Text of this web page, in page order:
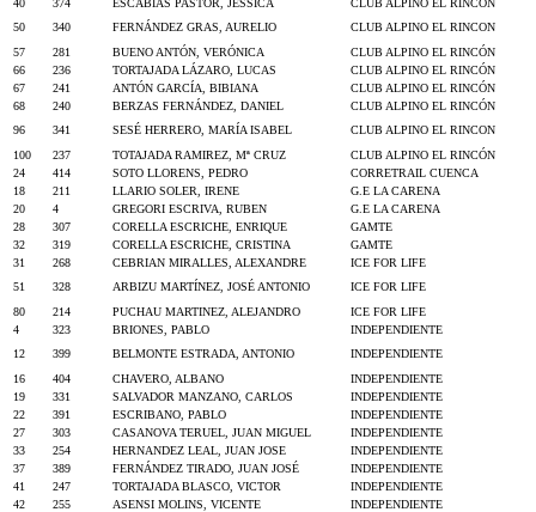
40 374 ESCABIAS PASTOR, JESSICA
CLUB ALPINO EL RINCÓN
50
340 FERNÁNDEZ GRAS, AURELIO
CLUB ALPINO EL RINCON
57
281 BUENO ANTÓN, VERÓNICA
CLUB ALPINO EL RINCÓN
66
236 TORTAJADA LÁZARO, LUCAS
CLUB ALPINO EL RINCÓN
67
241 ANTÓN GARCÍA, BIBIANA
CLUB ALPINO EL RINCÓN
68
240 BERZAS FERNÁNDEZ, DANIEL
CLUB ALPINO EL RINCÓN
96
341 SESÉ HERRERO, MARÍA ISABEL
CLUB ALPINO EL RINCON
100
237 TOTAJADA RAMIREZ, Mª CRUZ
CLUB ALPINO EL RINCÓN
24
414 SOTO LLORENS, PEDRO
CORRETRAIL CUENCA
18
211 LLARIO SOLER, IRENE
G.E LA CARENA
20
4 GREGORI ESCRIVA, RUBEN
G.E LA CARENA
28
307 CORELLA ESCRICHE, ENRIQUE
GAMTE
32
319 CORELLA ESCRICHE, CRISTINA
GAMTE
31
268 CEBRIAN MIRALLES, ALEXANDRE
ICE FOR LIFE
51
328 ARBIZU MARTÍNEZ, JOSÉ ANTONIO
ICE FOR LIFE
80
214 PUCHAU MARTINEZ, ALEJANDRO
ICE FOR LIFE
4
323 BRIONES, PABLO
INDEPENDIENTE
12
399 BELMONTE ESTRADA, ANTONIO
INDEPENDIENTE
16
404 CHAVERO, ALBANO
INDEPENDIENTE
19
331 SALVADOR MANZANO, CARLOS
INDEPENDIENTE
22
391 ESCRIBANO, PABLO
INDEPENDIENTE
27
303 CASANOVA TERUEL, JUAN MIGUEL
INDEPENDIENTE
33
254 HERNANDEZ LEAL, JUAN JOSE
INDEPENDIENTE
37
389 FERNÁNDEZ TIRADO, JUAN JOSÉ
INDEPENDIENTE
41
247 TORTAJADA BLASCO, VICTOR
INDEPENDIENTE
42
255 ASENSI MOLINS, VICENTE
INDEPENDIENTE